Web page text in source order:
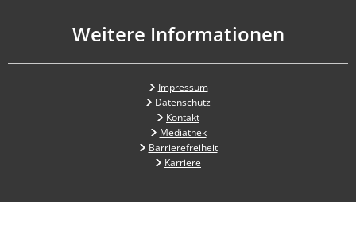
Weitere Informationen
Impressum
Datenschutz
Kontakt
Mediathek
Barrierefreiheit
Karriere